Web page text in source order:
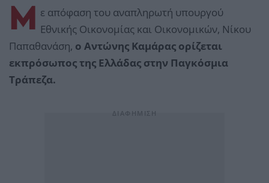
Μ
ε απόφαση του αναπληρωτή υπουργού
Εθνικής Οικονομίας και Οικονομικών, Νίκου
Παπαθανάση, ο Αντώνης Καμάρας ορίζεται
εκπρόσωπος της Ελλάδας στην Παγκόσμια
Τράπεζα.